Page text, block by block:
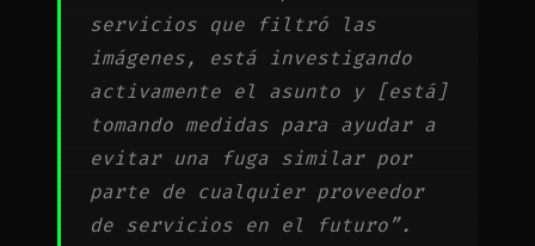
servicios que filtró las
imágenes, está investigando
activamente el asunto y [está]
tomando medidas para ayudar a
evitar una fuga similar por
parte de cualquier proveedor
de servicios en el futuro”.